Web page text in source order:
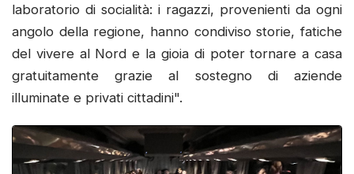
laboratorio di socialità: i ragazzi, provenienti da ogni
angolo della regione, hanno condiviso storie, fatiche
del vivere al Nord e la gioia di poter tornare a casa
gratuitamente grazie al sostegno di aziende
illuminate e privati cittadini".